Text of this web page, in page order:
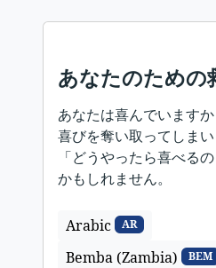
あなたのための
あなたは喜んでいます
喜びを奪い取ってしま
「どうやったら喜べる
かもしれません。
Arabic AR
Bemba (Zambia) BEM